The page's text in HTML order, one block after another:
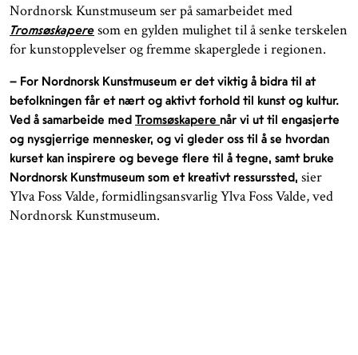
Nordnorsk Kunstmuseum ser på samarbeidet med
Tromsøskapere som en gylden mulighet til å senke terskelen
for kunstopplevelser og fremme skaperglede i regionen.
– For Nordnorsk Kunstmuseum er det viktig å bidra til at
befolkningen får et nært og aktivt forhold til kunst og kultur.
Ved å samarbeide med Tromsøskapere når vi ut til engasjerte
og nysgjerrige mennesker, og vi gleder oss til å se hvordan
kurset kan inspirere og bevege flere til å tegne, samt bruke
Nordnorsk Kunstmuseum som et kreativt ressurssted, sier
Ylva Foss Valde, formidlingsansvarlig Ylva Foss Valde, ved
Nordnorsk Kunstmuseum.